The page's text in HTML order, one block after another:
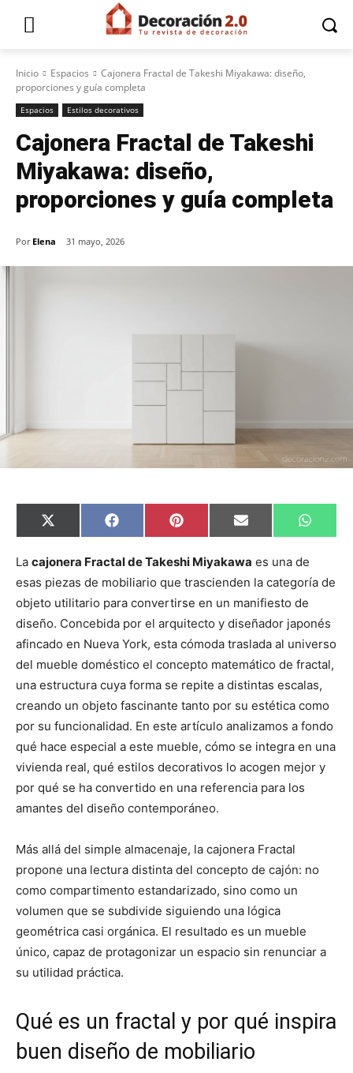
Inicio Espacios
Cajonera Fractal de Takeshi Miyakawa: diseño,
proporciones y guía completa
Espacios Estilos decorativos
Cajonera Fractal de Takeshi
Miyakawa: diseño,
proporciones y guía completa
Por Elena 31 mayo, 2026
C
o
p
r
i
e
n
X
(
w
t
t
e
)
C
o
p
r
i
r
e
n
F
a
e
o
o
k
C
o
p
r
i
r
e
n
P
i
t
r
e
s
t
C
o
p
r
i
r
e
n
E
m
i
C
o
r
r
e
n
W
h
A
La cajonera Fractal de Takeshi Miyakawa es una de
esas piezas de mobiliario que trascienden la categoría de
objeto utilitario para convertirse en un manifiesto de
diseño. Concebida por el arquitecto y diseñador japonés
afincado en Nueva York, esta cómoda traslada al universo
del mueble doméstico el concepto matemático de fractal,
una estructura cuya forma se repite a distintas escalas,
creando un objeto fascinante tanto por su estética como
por su funcionalidad. En este artículo analizamos a fondo
qué hace especial a este mueble, cómo se integra en una
vivienda real, qué estilos decorativos lo acogen mejor y
por qué se ha convertido en una referencia para los
amantes del diseño contemporáneo.
Más allá del simple almacenaje, la cajonera Fractal
propone una lectura distinta del concepto de cajón: no
como compartimento estandarizado, sino como un
volumen que se subdivide siguiendo una lógica
geométrica casi orgánica. El resultado es un mueble
único, capaz de protagonizar un espacio sin renunciar a
su utilidad práctica.
Qué es un fractal y por qué inspira
buen diseño de mobiliario